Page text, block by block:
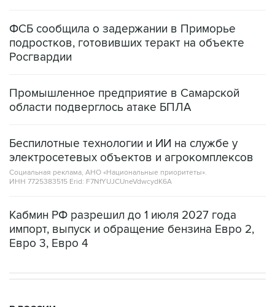
Росгвардии
Промышленное предприятие в Самарской
Беспилотные технологии и ИИ на службе у
Социальная реклама, АНО «Национальные приоритеты».
ИНН 7725383515 Erid: F7NfYUJCUneVdwcydK6A
Кабмин РФ разрешил до 1 июля 2027 года
Евро 3, Евро 4